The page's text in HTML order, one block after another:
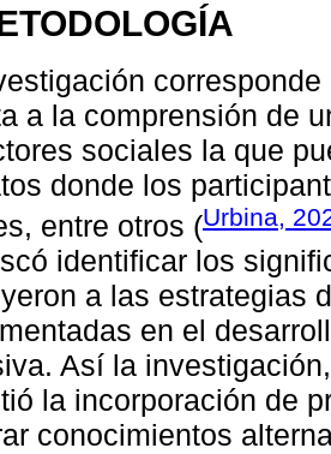
a la comprensión de
sociales la que
donde los
entre otros (Urbina,
identificar los
a las estrategias
en el
Así la
la incorporación de
conocimientos